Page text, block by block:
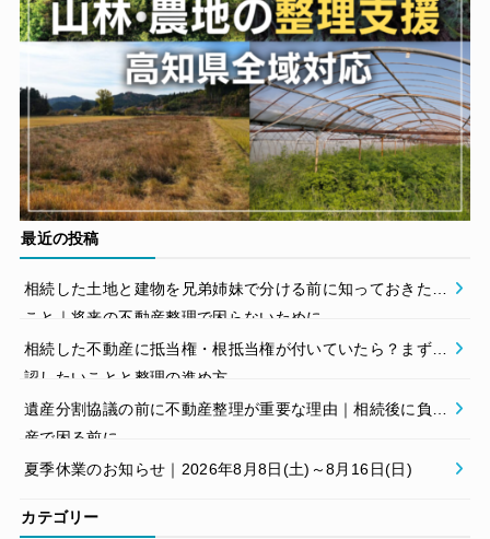
最近の投稿
相続した土地と建物を兄弟姉妹で分ける前に知っておきたい
こと｜将来の不動産整理で困らないために
相続した不動産に抵当権・根抵当権が付いていたら？まず確
認したいことと整理の進め方
遺産分割協議の前に不動産整理が重要な理由｜相続後に負動
産で困る前に
夏季休業のお知らせ｜2026年8月8日(土)～8月16日(日)
カテゴリー